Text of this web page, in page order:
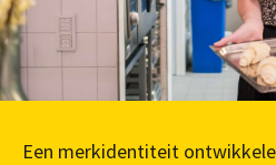
Een merkidentiteit